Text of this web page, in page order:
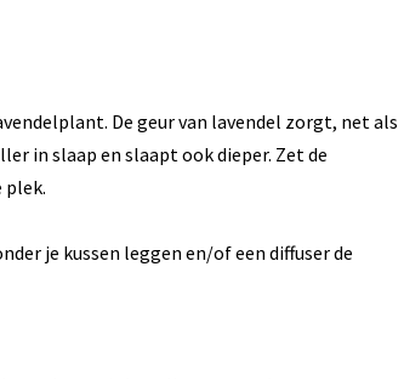
De geur van lavendel zorgt, net als
in slaap en slaapt ook dieper. Zet de
plek.
je kussen leggen en/of een diffuser de